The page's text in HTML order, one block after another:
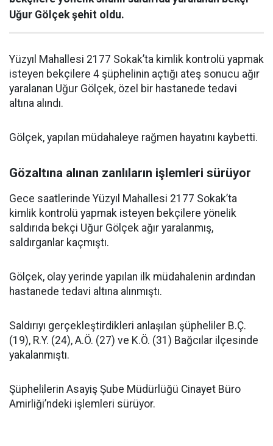
Uğur Gölçek şehit oldu.
Yüzyıl Mahallesi 2177 Sokak’ta kimlik kontrolü yapmak
isteyen bekçilere 4 şüphelinin açtığı ateş sonucu ağır
yaralanan Uğur Gölçek, özel bir hastanede tedavi
altına alındı.
Gölçek, yapılan müdahaleye rağmen hayatını kaybetti.
Gözaltına alınan zanlıların işlemleri sürüyor
Gece saatlerinde Yüzyıl Mahallesi 2177 Sokak’ta
kimlik kontrolü yapmak isteyen bekçilere yönelik
saldırıda bekçi Uğur Gölçek ağır yaralanmış,
saldırganlar kaçmıştı.
Gölçek, olay yerinde yapılan ilk müdahalenin ardından
hastanede tedavi altına alınmıştı.
Saldırıyı gerçekleştirdikleri anlaşılan şüpheliler B.Ç.
(19), R.Y. (24), A.Ö. (27) ve K.Ö. (31) Bağcılar ilçesinde
yakalanmıştı.
Şüphelilerin Asayiş Şube Müdürlüğü Cinayet Büro
Amirliği’ndeki işlemleri sürüyor.